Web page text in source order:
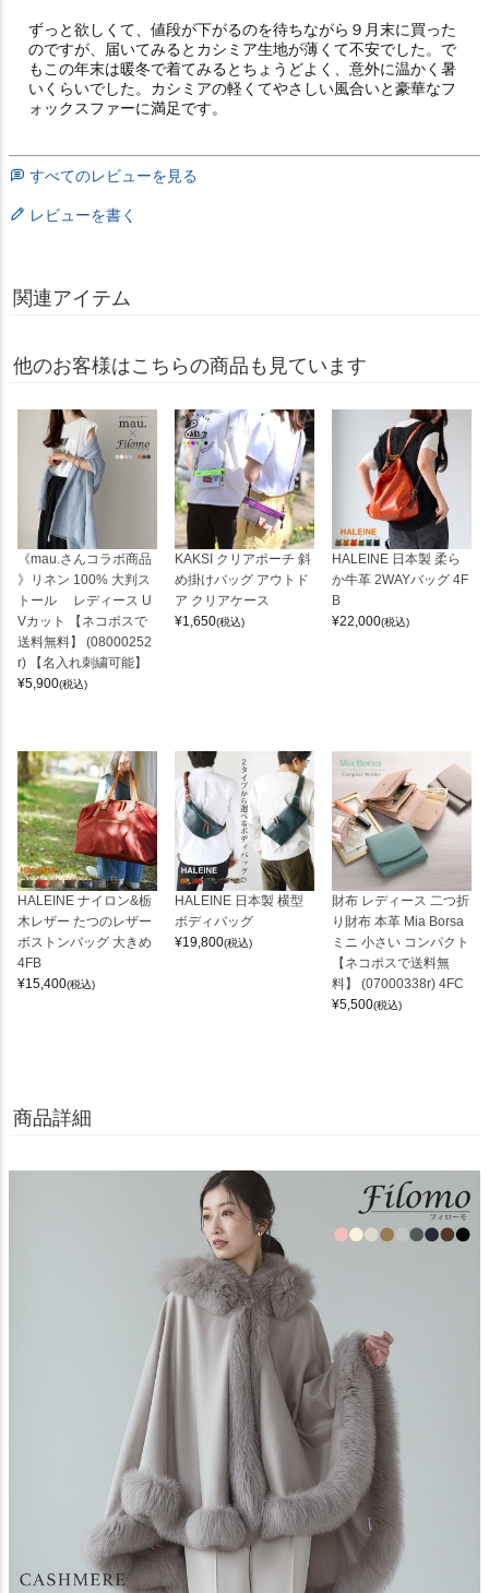
ずっと欲しくて、値段が下がるのを待ちながら９月末に買った
のですが、届いてみるとカシミア生地が薄くて不安でした。で
もこの年末は暖冬で着てみるとちょうどよく、意外に温かく暑
いくらいでした。カシミアの軽くてやさしい風合いと豪華なフ
ォックスファーに満足です。
すべてのレビューを見る
レビューを書く
関連アイテム
他のお客様はこちらの商品も見ています
《mau.さんコラボ商品
》リネン 100% 大判ス
トール レディース U
Vカット 【ネコポスで
送料無料】 (08000252
r) 【名入れ刺繍可能】
¥5,900(税込)
KAKSI クリアポーチ 斜
め掛けバッグ アウトド
ア クリアケース
¥1,650(税込)
HALEINE 日本製 柔ら
か牛革 2WAYバッグ 4F
B
¥22,000(税込)
HALEINE ナイロン&栃
木レザー たつのレザー
ボストンバッグ 大きめ
4FB
¥15,400(税込)
HALEINE 日本製 横型
ボディバッグ
¥19,800(税込)
財布 レディース 二つ折
り財布 本革 Mia Borsa
ミニ 小さい コンパクト
【ネコポスで送料無
料】 (07000338r) 4FC
¥5,500(税込)
商品詳細